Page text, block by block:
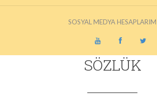
SOSYAL MEDYA
SÖZLÜK